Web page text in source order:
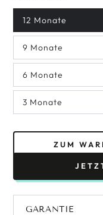
12 Monate
9 Monate
6 Monate
3 Monate
ZUM
GARANTIE